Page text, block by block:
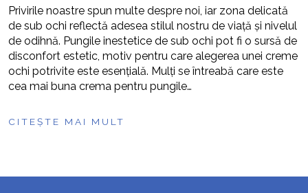
Privirile noastre spun multe despre noi, iar zona delicată
de sub ochi reflectă adesea stilul nostru de viață și nivelul
de odihnă. Pungile inestetice de sub ochi pot fi o sursă de
disconfort estetic, motiv pentru care alegerea unei creme
ochi potrivite este esențială. Mulți se întreabă care este
cea mai buna crema pentru pungile…
CITEȘTE MAI MULT